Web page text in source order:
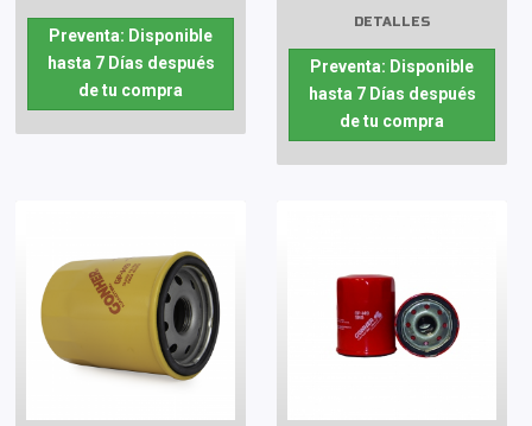
Preventa: Disponible
hasta 7 Días después
de tu compra
DETALLES
Preventa: Disponible
hasta 7 Días después
de tu compra